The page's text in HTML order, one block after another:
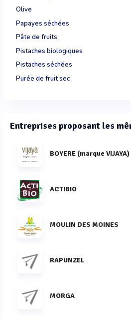
Olive
Papayes séchées
Pâte de fruits
Pistaches biologiques
Pistaches séchées
Purée de fruit sec
Entreprises proposant les
BOYERE (marque VIJAYA)
ACTIBIO
MOULIN DES MOINES
RAPUNZEL
MORGA